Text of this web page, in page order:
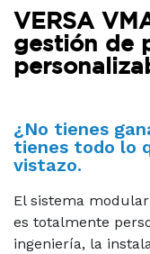
VERSA
gestión de
¿No tienes
tienes todo lo
vistazo.
El sistema modular
es totalmente
ingeniería, la